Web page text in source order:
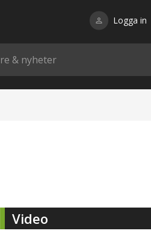
Logga in
Video